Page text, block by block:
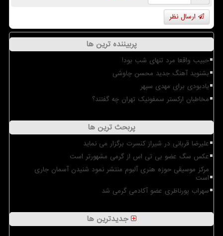
ارسال نظر
پربیننده ترین ها
حبیب واقعا مرد تنهای شب بود!
بشنوید آهنگ جدید محسن چاوشی
یادبودی برای مهدی سپهر
مخاطبان ارکستر سمفونیک تهران چه گفتند؟
پربحث ترین ها
علیرضا قربانی در شیراز کنسرت برگزار می نماید
عکس سگ عضو بی تی اس از گرمی مشهورتر است
مرکز موسیقی حوزه هنری آلبوم منتشر نمود شنیدن آسمان جاری
است
سهراب پورناظری عضو آکادمی گرمی شد
جدیدترین ها